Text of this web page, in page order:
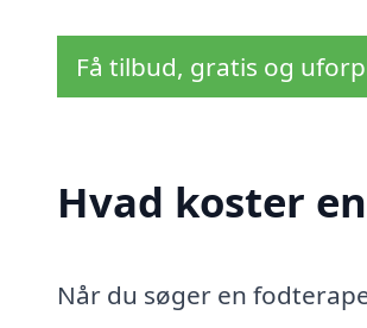
Få tilbud, gratis og
Hvad koster
Når du søger en